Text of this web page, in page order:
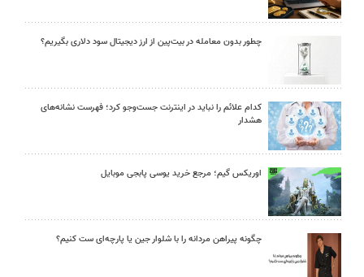
چطور بدون معامله در بیت‌پین از ارز دیجیتال سود دلاری بگیریم؟
کدام علائم را نباید در اینترنت جست‌وجو کرد؛ فهرست نشانه‌های
هشدار
اوریکس گیم؛ مرجع خرید یوسی پابجی موبایل
چگونه پیراهن مردانه را با شلوار جین یا پارچه‌ای ست کنیم؟